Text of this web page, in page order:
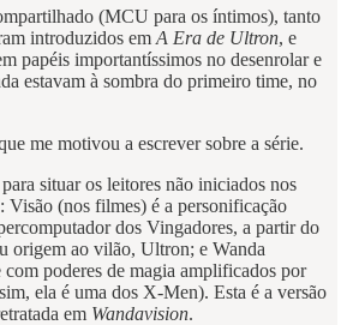
(MCU para os íntimos), tanto
introduzidos em A Era de Ultron, e
papéis importantíssimos no desenrolar e
estavam à sombra do primeiro time, no
me motivou a escrever sobre a série.
situar os leitores não iniciados nos
(nos filmes) é a personificação
dos Vingadores, a partir do
origem ao vilão, Ultron; e Wanda
poderes de magia amplificados por
ela é uma dos X-Men). Esta é a versão
em Wandavision.